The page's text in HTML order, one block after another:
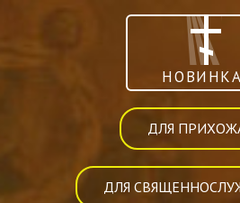
НОВИНКА
ДЛЯ
ДЛЯ